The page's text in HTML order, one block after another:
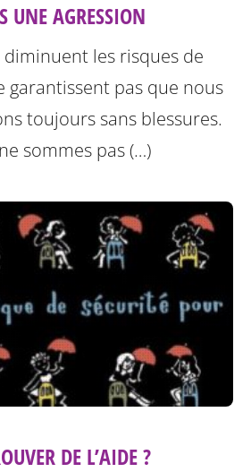
UNE AGRESSION
diminuent les risques de
garantissent pas que nous
toujours sans blessures.
sommes pas (…)
DE L’AIDE ?